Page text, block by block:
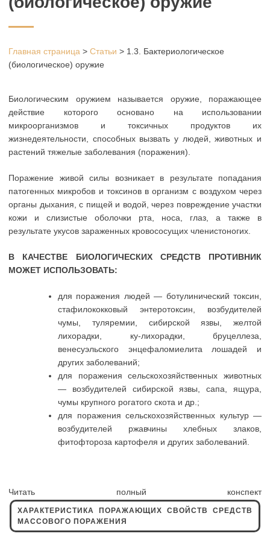
Главная страница > Статьи > 1.3. Бактериологическое
(биологическое) оружие
Биологическим оружием называется оружие, поражающее
действие которого основано на использовании
микроорганизмов и токсичных продуктов их
жизнедеятельности, способных вызвать у людей, животных и
растений тяжелые заболевания (поражения).
Поражение живой силы возникает в результате попадания
патогенных микробов и токсинов в организм с воздухом через
органы дыхания, с пищей и водой, через повреждение участки
кожи и слизистые оболочки рта, носа, глаз, а также в
результате укусов зараженных кровососущих членистоногих.
В КАЧЕСТВЕ БИОЛОГИЧЕСКИХ СРЕДСТВ ПРОТИВНИК
МОЖЕТ ИСПОЛЬЗОВАТЬ:
для поражения людей — ботулинический токсин,
стафилококковый энтеротоксин, возбудителей
чумы, туляремии, сибирской язвы, желтой
лихорадки, ку-лихорадки, бруцеллеза,
венесуэльского энцефаломиелита лошадей и
других заболеваний;
для поражения сельскохозяйственных животных
— возбудителей сибирской язвы, сапа, ящура,
чумы крупного рогатого скота и др.;
для поражения сельскохозяйственных культур —
возбудителей ржавчины хлебных злаков,
фитофтороза картофеля и других заболеваний.
Читать полный конспект
ХАРАКТЕРИСТИКА ПОРАЖАЮЩИХ СВОЙСТВ СРЕДСТВ
МАССОВОГО ПОРАЖЕНИЯ